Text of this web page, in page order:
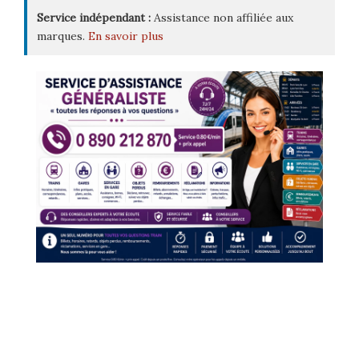
Service indépendant : Assistance non affiliée aux
marques. En savoir plus